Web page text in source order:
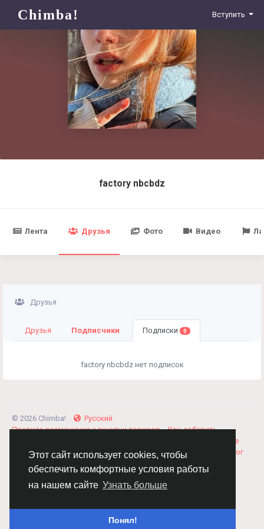
Этот сайт использует cookies, чтобы
обеспечить комфортные условия работы
на нашем сайте Узнать больше
Понял!
Chimba! Вступить
factory nbcbdz
Лента Друзья Фото Видео
Друзья
Друзья Подписчики Подписки 0
factory nbcbdz нет подписок
© 2026 Chimba!
Русский
Правила размещения и покупки товаров
Как добавить
Соглашение
Политика Конфиденциальности
Свяжитесь с нами Каталог